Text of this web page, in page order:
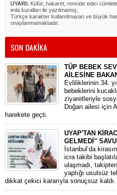
UYARI: Küfür, hakaret, rencide edici
imla kuralları ile yazılmamış,
Türkçe karakter kullanılmayan ve büyük
onaylanmamaktadır.
SON DAKİKA
TÜP BEBEK
AİLESİNE
​Evliliklerinin 34.
bebeklerini
ziyaretleriyle
Doğan ailesi için
harekete geçti.
UYAP'TAN
GELMEDİ''
​İstanbul’da
icra takibi
ulaşmadı,
yaptığı usulsüz
dikkat çekici kararıyla sonuçsuz kaldı.